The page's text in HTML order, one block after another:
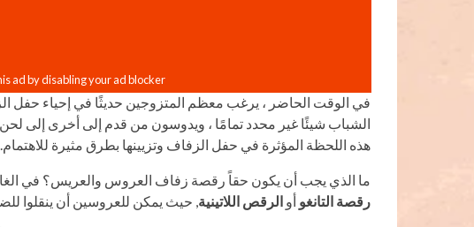
في الوقت الحاضر ، يرغب معظم المتزوجين حديثًا في إحياء
الشباب شيئًا غير محدد تمامًا ، ويدوسون من قدم إلى أخرى إلى
هذه اللحظة المؤثرة في حفل الزفاف وتزيينها بطرق مثيرة للاهتمام.
ما الذي يجب أن يكون حقاً رقصة زفاف العروس والعريس؟ في
رقصة التانغو أو الرقص اللاتينية, حيث يمكن للعروسين أن ينقلوا